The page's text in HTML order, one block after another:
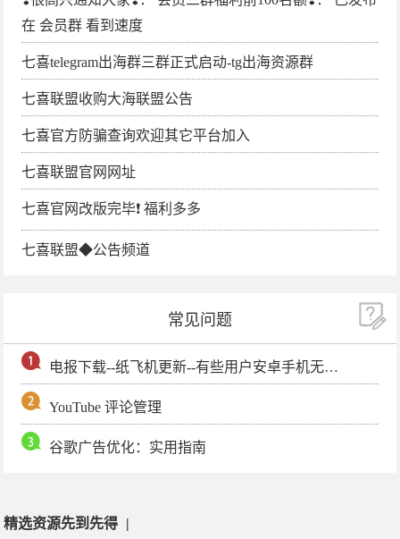
在 会员群 看到速度
七喜telegram出海群三群正式启动-tg出海资源群
七喜联盟收购大海联盟公告
七喜官方防骗查询欢迎其它平台加入
七喜联盟官网网址
七喜官网改版完毕❗️ 福利多多
七喜联盟◆公告频道
常见问题
电报下载--纸飞机更新--有些用户安卓手机无法更新电报软件
YouTube 评论管理
谷歌广告优化：实用指南
精选资源先到先得 |